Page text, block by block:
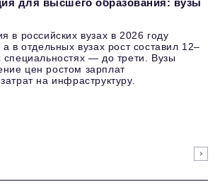
в российских вузах в 2026 году
в отдельных вузах рост составил 12–
специальностях — до трети. Вузы
цен ростом зарплат
на инфраструктуру.